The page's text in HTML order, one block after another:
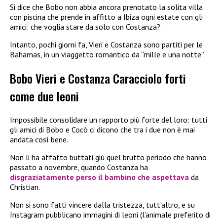
Si dice che Bobo non abbia ancora prenotato la solita villa
con piscina che prende in affitto a Ibiza ogni estate con gli
amici: che voglia stare da solo con Costanza?
Intanto, pochi giorni fa, Vieri e Costanza sono partiti per le
Bahamas, in un viaggetto romantico da “mille e una notte”.
Bobo Vieri e Costanza Caracciolo forti
come due leoni
Impossibile consolidare un rapporto più forte del loro: tutti
gli amici di Bobo e Cocò ci dicono che tra i due non è mai
andata così bene.
Non li ha affatto buttati giù quel brutto periodo che hanno
passato a novembre, quando Costanza ha
disgraziatamente perso il bambino che aspettava da
Christian.
Non si sono fatti vincere dalla tristezza, tutt’altro, e su
Instagram pubblicano immagini di leoni (l’animale preferito di